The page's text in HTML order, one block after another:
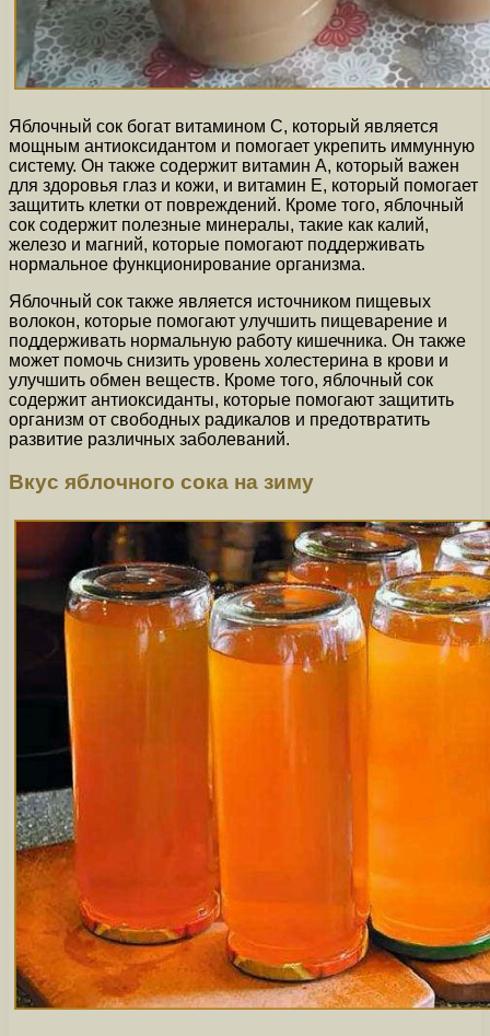
Яблочный сок богат витамином С, который является
мощным антиоксидантом и помогает укрепить иммунную
систему. Он также содержит витамин А, который важен
для здоровья глаз и кожи, и витамин Е, который помогает
защитить клетки от повреждений. Кроме того, яблочный
сок содержит полезные минералы, такие как калий,
железо и магний, которые помогают поддерживать
нормальное функционирование организма.
Яблочный сок также является источником пищевых
волокон, которые помогают улучшить пищеварение и
поддерживать нормальную работу кишечника. Он также
может помочь снизить уровень холестерина в крови и
улучшить обмен веществ. Кроме того, яблочный сок
содержит антиоксиданты, которые помогают защитить
организм от свободных радикалов и предотвратить
развитие различных заболеваний.
Вкус яблочного сока на зиму